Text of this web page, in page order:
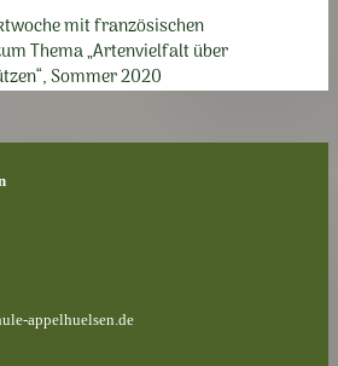
mit französischen
Thema „Artenvielfalt über
Sommer 2020
appelhuelsen.de